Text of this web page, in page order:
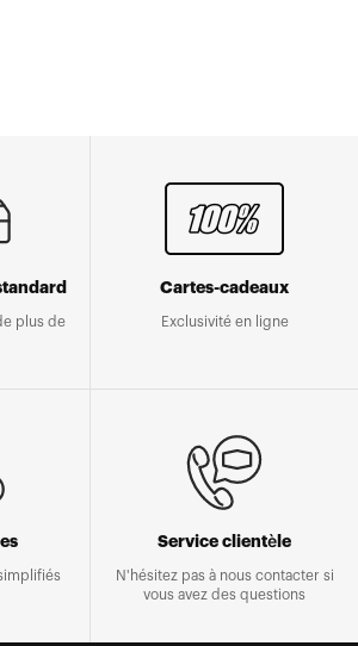
plus de
Cartes-cadeaux
Exclusivité en ligne
Service clientèle
N'hésitez pas à nous contacter si
vous avez des questions